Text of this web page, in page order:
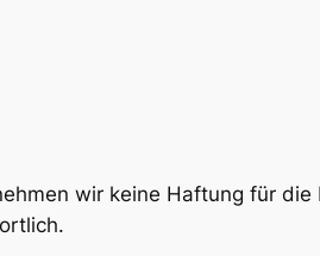
wir keine Haftung für